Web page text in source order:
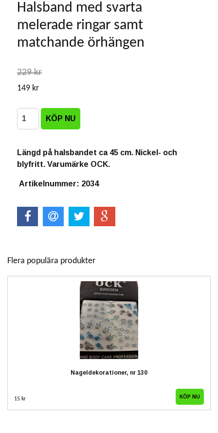
Halsband med svarta
melerade ringar samt
matchande örhängen
229 kr
149 kr
Längd på halsbandet ca 45 cm. Nickel- och
blyfritt. Varumärke OCK.
Artikelnummer: 2034
Flera populära produkter
Nageldekorationer, nr 130
15 kr